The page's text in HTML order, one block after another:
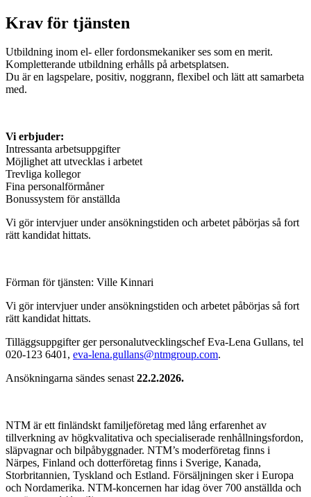
Krav för tjänsten
Utbildning inom el- eller fordonsmekaniker ses som en merit.
Kompletterande utbildning erhålls på arbetsplatsen.
Du är en lagspelare, positiv, noggrann, flexibel och lätt att samarbeta
med.
Vi erbjuder:
Intressanta arbetsuppgifter
Möjlighet att utvecklas i arbetet
Trevliga kollegor
Fina personalförmåner
Bonussystem för anställda
Vi gör intervjuer under ansökningstiden och arbetet påbörjas så fort
rätt kandidat hittats.
Förman för tjänsten: Ville Kinnari
Vi gör intervjuer under ansökningstiden och arbetet påbörjas så fort
rätt kandidat hittats.
Tilläggsuppgifter ger personalutvecklingschef Eva-Lena Gullans, tel
020-123 6401, eva-lena.gullans@ntmgroup.com.
Ansökningarna sändes senast22.2.2026.
NTM är ett finländskt familjeföretag med lång erfarenhet av
tillverkning av högkvalitativa och specialiserade renhållningsfordon,
släpvagnar och bilpåbyggnader. NTM’s moderföretag finns i
Närpes, Finland och dotterföretag finns i Sverige, Kanada,
Storbritannien, Tyskland och Estland. Försäljningen sker i Europa
och Nordamerika. NTM-koncernen har idag över 700 anställda och